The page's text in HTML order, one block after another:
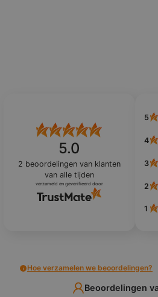
5.0
2 beoordelingen van klanten
van alle tijden
verzameld en geverifieerd door
5
4
3
2
1
Hoe verzamelen we beoordelingen?
Beoordelingen